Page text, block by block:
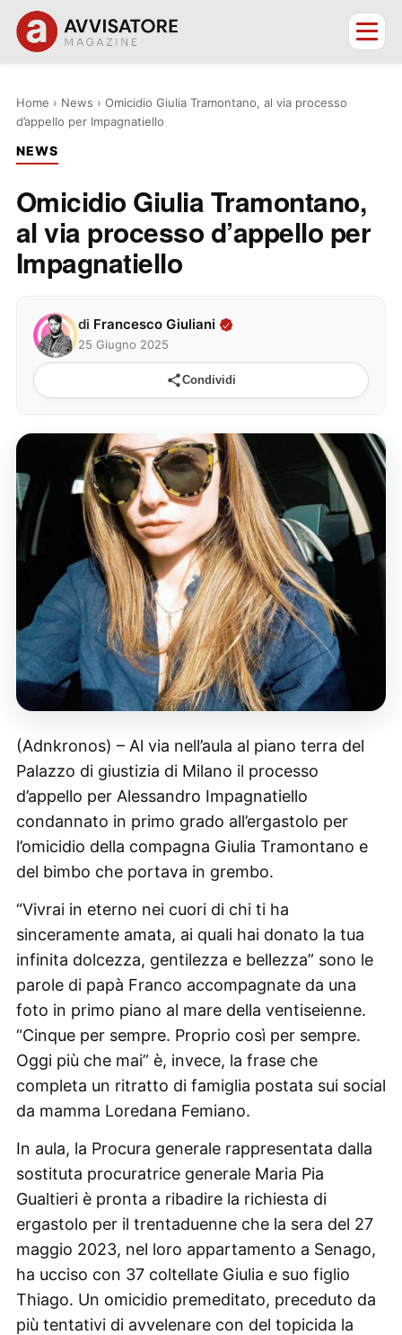
Home › News › Omicidio Giulia Tramontano, al via processo
d’appello per Impagnatiello
NEWS
Omicidio Giulia Tramontano,
al via processo d’appello per
Impagnatiello
di Francesco Giuliani
25 Giugno 2025
Condividi
(Adnkronos) – Al via nell’aula al piano terra del
Palazzo di giustizia di Milano il processo
d’appello per Alessandro Impagnatiello
condannato in primo grado all’ergastolo per
l’omicidio della compagna Giulia Tramontano e
del bimbo che portava in grembo.
“Vivrai in eterno nei cuori di chi ti ha
sinceramente amata, ai quali hai donato la tua
infinita dolcezza, gentilezza e bellezza” sono le
parole di papà Franco accompagnate da una
foto in primo piano al mare della ventiseienne.
“Cinque per sempre. Proprio così per sempre.
Oggi più che mai” è, invece, la frase che
completa un ritratto di famiglia postata sui social
da mamma Loredana Femiano.
In aula, la Procura generale rappresentata dalla
sostituta procuratrice generale Maria Pia
Gualtieri è pronta a ribadire la richiesta di
ergastolo per il trentaduenne che la sera del 27
maggio 2023, nel loro appartamento a Senago,
ha ucciso con 37 coltellate Giulia e suo figlio
Thiago. Un omicidio premeditato, preceduto da
più tentativi di avvelenare con del topicida la